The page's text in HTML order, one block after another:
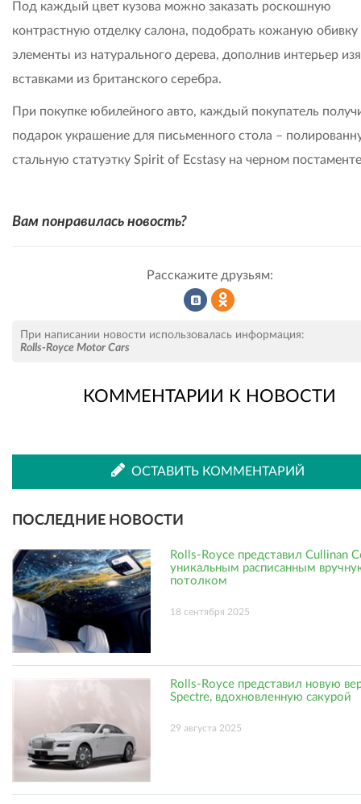
Под каждый цвет кузова можно заказать роскошную
контрастную отделку салона, подобрать кожаную обивку
элементы из натурального дерева, дополнив интерьер
вставками из британского серебра.
При покупке юбилейного авто, каждый покупатель
подарок украшение для письменного стола –
стальную статуэтку Spirit of Ecstasy на черном
Вам понравилась новость?
Расскажите друзьям:
во
ВКонтакте
Одноклассниках
При написании новости использовалась информация:
Rolls-Royce Motor Cars
КОММЕНТАРИИ К НОВОСТИ
ОСТАВИТЬ КОММЕНТАРИЙ
ПОСЛЕДНИЕ НОВОСТИ
Rolls-Royce представил Cullinan
уникальным расписанным
потолком
18 сентября 2025
Rolls-Royce представил новую
Spectre, вдохновленную сакурой
29 августа 2025